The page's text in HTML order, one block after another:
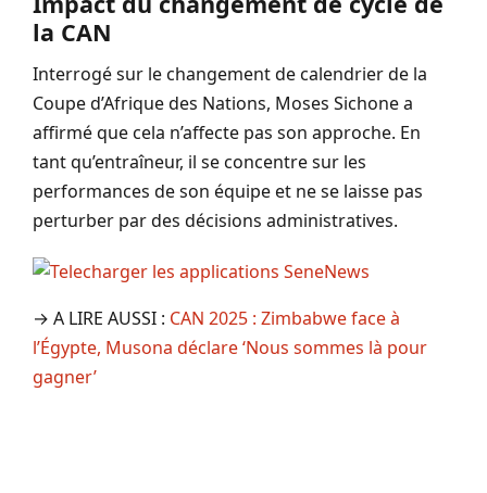
la CAN
Interrogé sur le changement de calendrier de la
Coupe d’Afrique des Nations, Moses Sichone a
affirmé que cela n’affecte pas son approche. En
tant qu’entraîneur, il se concentre sur les
performances de son équipe et ne se laisse pas
perturber par des décisions administratives.
→ A LIRE AUSSI : CAN 2025 : Zimbabwe face à
l’Égypte, Musona déclare ‘Nous sommes là pour
gagner’